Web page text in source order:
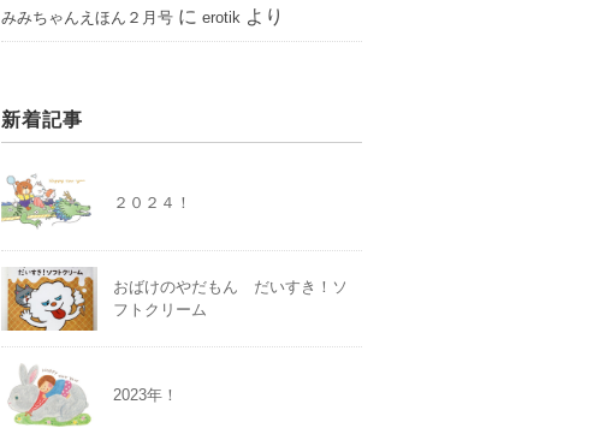
みみちゃんえほん２月号 にerotik より
新着記事
２０２４！
おばけのやだもん だいすき！ソ
フトクリーム
2023年！